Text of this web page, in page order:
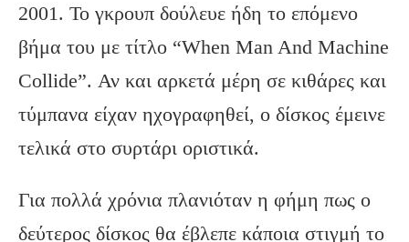
2001. Το γκρουπ δούλευε ήδη το επόμενο
βήμα του με τίτλο “When Man And Machine
Collide”. Αν και αρκετά μέρη σε κιθάρες και
τύμπανα είχαν ηχογραφηθεί, ο δίσκος έμεινε
τελικά στο συρτάρι οριστικά.
Για πολλά χρόνια πλανιόταν η φήμη πως ο
δεύτερος δίσκος θα έβλεπε κάποια στιγμή το